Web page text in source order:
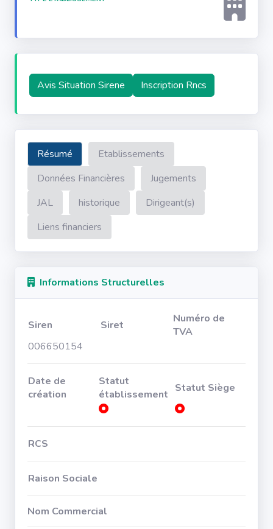
Avis Situation Sirene Inscription Rncs
Résumé
Etablissements
Données Financières
Jugements
JAL
historique
Dirigeant(s)
Liens financiers
Informations Structurelles
Siren Siret
Numéro de
TVA
006650154
Date de
création
Statut
établissement Statut Siège
RCS
Raison Sociale
Nom Commercial